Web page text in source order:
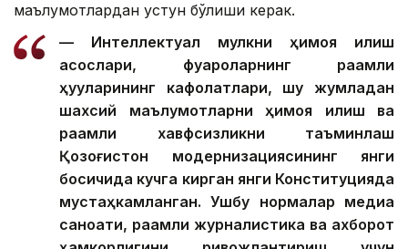
маълумотлардан устун бўлиши керак.
— Интеллектуал мулкни ҳимоя қилиш
асослари, фуқароларнинг рақамли
ҳуқуқларининг кафолатлари, шу жумладан
шахсий маълумотларни ҳимоя қилиш ва
рақамли хавфсизликни таъминлаш
Қозоғистон модернизациясининг янги
босқичида кучга кирган янги Конституцияда
мустаҳкамланган. Ушбу нормалар медиа
саноати, рақамли журналистика ва ахборот